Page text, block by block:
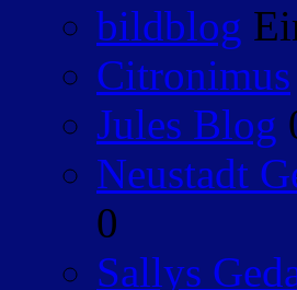
bildblog
Citronimus
Jules Blog
Neustadt
0
Sallys